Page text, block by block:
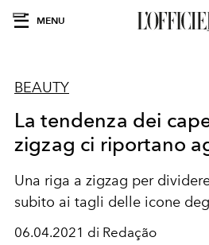
MENU
BEAUTY
La tendenza dei
zigzag ci riportano
Una riga a zigzag per
subito ai tagli delle icone
06.04.2021 di Redação